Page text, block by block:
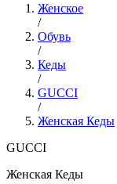
Женское
/
Обувь
/
Кеды
/
GUCCI
/
Женская Кеды
GUCCI
Женская Кеды